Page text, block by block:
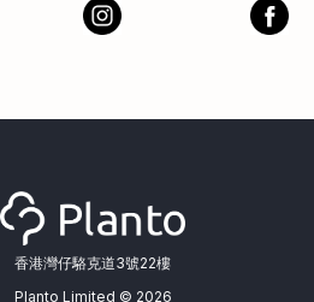
香港灣仔駱克道3號22樓
Planto Limited © 2026